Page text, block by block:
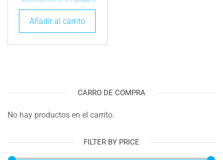
Añadir al carrito
CARRO DE COMPRA
No hay productos en el carrito.
FILTER BY PRICE